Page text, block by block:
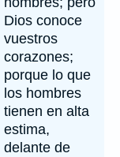
Dios conoce
vuestros
corazones;
porque lo que
los hombres
tienen en alta
estima,
delante de